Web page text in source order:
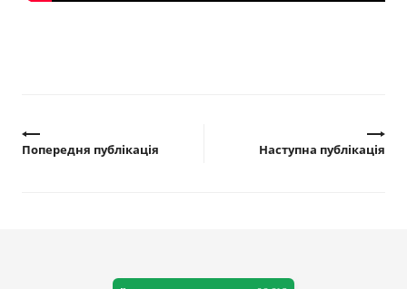
Попередня публікація Наступна публікація